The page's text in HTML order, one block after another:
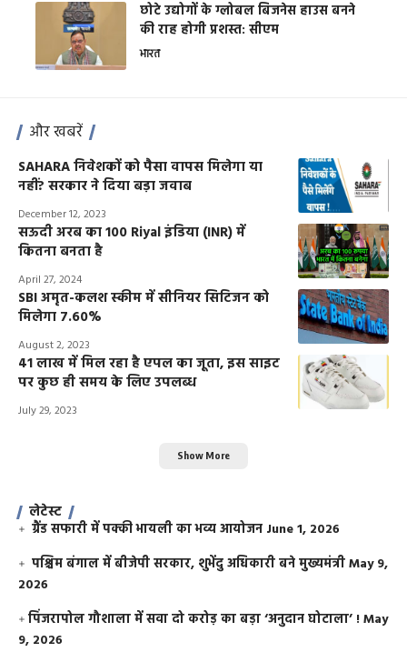
छोटे उद्योगों के ग्लोबल बिजनेस हाउस बनने
की राह होगी प्रशस्त: सीएम
भारत
और खबरें
SAHARA निवेशकों को पैसा वापस मिलेगा या
नहीं? सरकार ने दिया बड़ा जवाब
December 12, 2023
सऊदी अरब का 100 Riyal इंडिया (INR) में
कितना बनता है
April 27, 2024
SBI अमृत-कलश स्कीम में सीनियर सिटिजन को
मिलेगा 7.60%
August 2, 2023
41 लाख में मिल रहा है एपल का जूता, इस साइट
पर कुछ ही समय के लिए उपलब्ध
July 29, 2023
Show More
लेटेस्ट
ग्रैंड सफारी में पक्की भायली का भव्य आयोजन June 1, 2026
पश्चिम बंगाल में बीजेपी सरकार, शुभेंदु अधिकारी बने मुख्यमंत्रीMay 9,
2026
​पिंजरापोल गौशाला में सवा दो करोड़ का बड़ा ‘अनुदान घोटाला’ !May
9, 2026